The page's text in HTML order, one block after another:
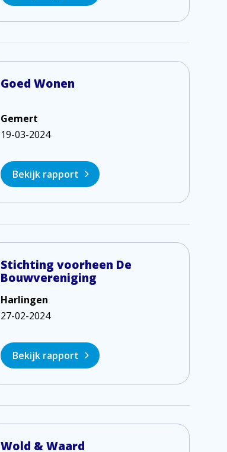
Goed Wonen
Gemert
19-03-2024
Bekijk rapport
Stichting voorheen De
Bouwvereniging
Harlingen
27-02-2024
Bekijk rapport
Wold & Waard